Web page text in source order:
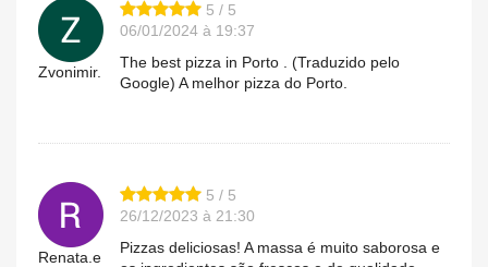
Zvonimir.
5 / 5
06/01/2024 à 19:37
The best pizza in Porto . (Traduzido pelo
Google) A melhor pizza do Porto.
Renata.e
5 / 5
26/12/2023 à 21:30
Pizzas deliciosas! A massa é muito saborosa e